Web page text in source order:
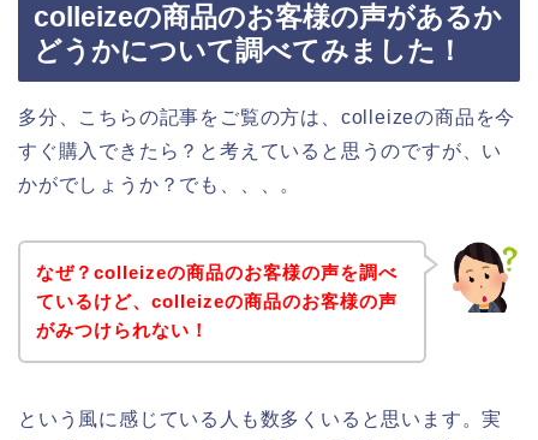
colleizeの商品のお客様の声があるか
どうかについて調べてみました！
多分、こちらの記事をご覧の方は、colleizeの商品を今
すぐ購入できたら？と考えていると思うのですが、い
かがでしょうか？でも、、、。
なぜ？colleizeの商品のお客様の声を調べ
ているけど、colleizeの商品のお客様の声
がみつけられない！
という風に感じている人も数多くいると思います。実